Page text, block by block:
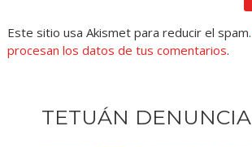
Este sitio usa Akismet para reducir el spam.
procesan los datos de tus comentarios.
TETUÁN DENUNCIA